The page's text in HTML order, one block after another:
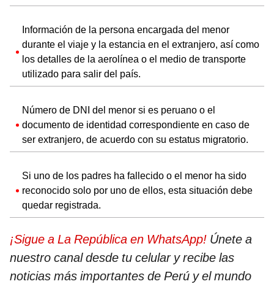
Información de la persona encargada del menor
durante el viaje y la estancia en el extranjero, así como
los detalles de la aerolínea o el medio de transporte
utilizado para salir del país.
Número de DNI del menor si es peruano o el
documento de identidad correspondiente en caso de
ser extranjero, de acuerdo con su estatus migratorio.
Si uno de los padres ha fallecido o el menor ha sido
reconocido solo por uno de ellos, esta situación debe
quedar registrada.
¡Sigue a La República en WhatsApp! Únete a
nuestro canal desde tu celular y recibe las
noticias más importantes de Perú y el mundo